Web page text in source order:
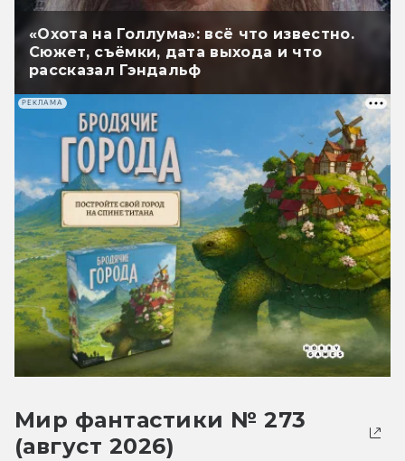
«Охота на Голлума»: всё что известно.
Сюжет, съёмки, дата выхода и что
рассказал Гэндальф
РЕКЛАМА
Мир фантастики № 273
(август 2026)